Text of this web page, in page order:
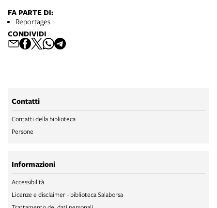
FA PARTE DI:
Reportages
CONDIVIDI
Contatti
Contatti della biblioteca
Persone
Informazioni
Accessibilità
Licenze e disclaimer - biblioteca Salaborsa